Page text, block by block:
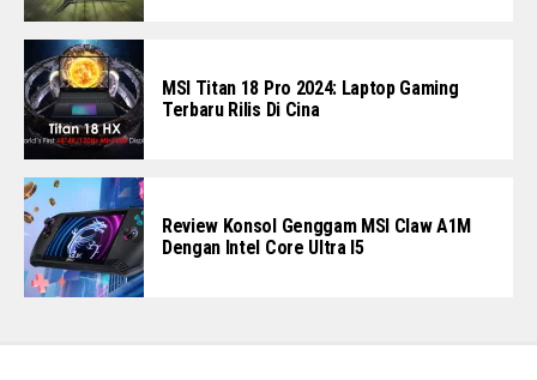
MSI Titan 18 Pro 2024: Laptop Gaming
Terbaru Rilis Di Cina
Review Konsol Genggam MSI Claw A1M
Dengan Intel Core Ultra I5